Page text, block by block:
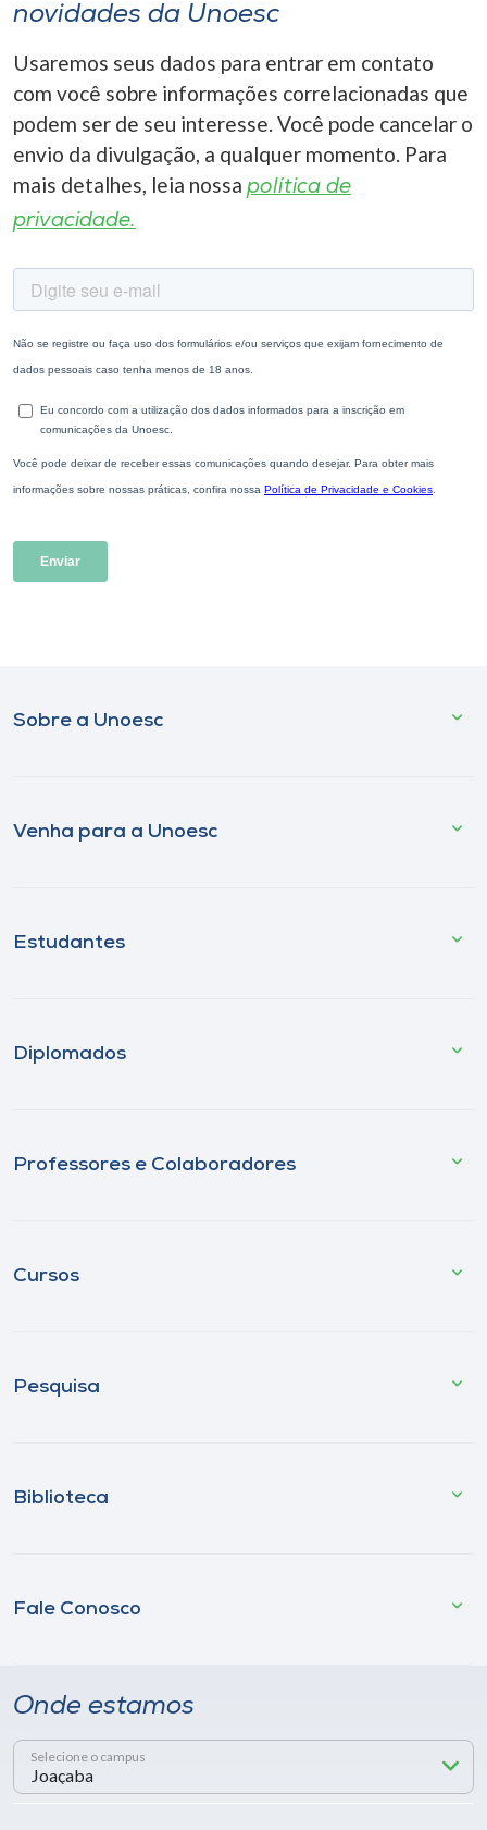
novidades da Unoesc
Usaremos seus dados para entrar em contato
com você sobre informações correlacionadas que
podem ser de seu interesse. Você pode cancelar o
envio da divulgação, a qualquer momento. Para
mais detalhes, leia nossa política de
privacidade.
Sobre a Unoesc
Venha para a Unoesc
Estudantes
Diplomados
Professores e Colaboradores
Cursos
Pesquisa
Biblioteca
Fale Conosco
Onde estamos
Selecione o campus